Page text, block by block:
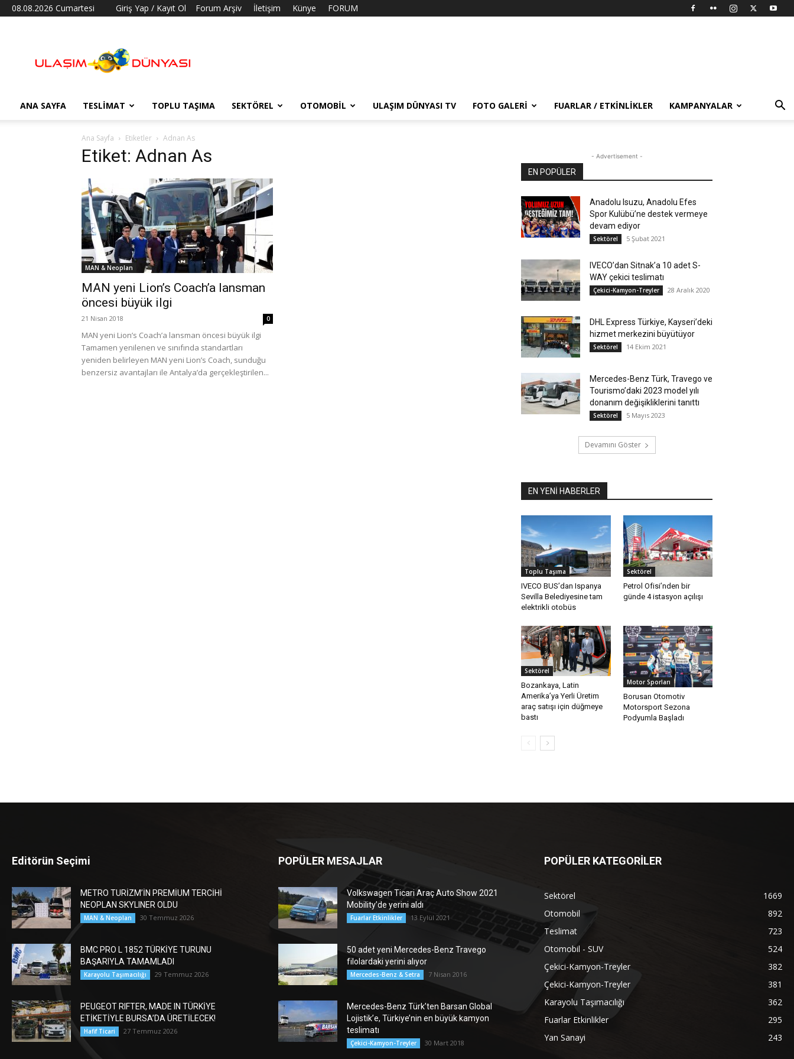
08.08.2026 Cumartesi Giriş Yap / Kayıt Ol Forum Arşiv İletişim Künye FORUM
Dünyası
ANA SAYFA TESLIMAT TOPLU TAŞIMA SEKTÖREL OTOMOBIL ULAŞIM DÜNYASI TV FOTO GALERI FUARLAR / ETKINLIKLER KAMPANYALAR
Ana Sayfa Etiketler Adnan As
Etiket: Adnan As
MAN & Neoplan
MAN yeni Lion’s Coach’a lansman
öncesi büyük ilgi
21 Nisan 2018 0
MAN yeni Lion’s Coach’a lansman öncesi büyük ilgi
Tamamen yenilenen ve sınıfında standartları
yeniden belirleyen MAN yeni Lion’s Coach, sunduğu
benzersiz avantajları ile Antalya’da gerçekleştirilen...
- Advertisement -
EN POPÜLER
Anadolu Isuzu, Anadolu Efes
Spor Kulübü’ne destek vermeye
devam ediyor
Sektörel 5 Şubat 2021
IVECO’dan Sitnak’a 10 adet S-
WAY çekici teslimatı
Çekici-Kamyon-Treyler 28 Aralık 2020
DHL Express Türkiye, Kayseri’deki
hizmet merkezini büyütüyor
Sektörel 14 Ekim 2021
Mercedes-Benz Türk, Travego ve
Tourismo’daki 2023 model yılı
donanım değişikliklerini tanıttı
Sektörel 5 Mayıs 2023
Devamını Göster
EN YENİ HABERLER
Toplu Taşıma
IVECO BUS’dan Ispanya
Sevilla Belediyesine tam
elektrikli otobüs
Sektörel
Petrol Ofisi’nden bir
günde 4 istasyon açılışı
Sektörel
Bozankaya, Latin
Amerika’ya Yerli Üretim
araç satışı için düğmeye
bastı
Motor Sporları
Borusan Otomotiv
Motorsport Sezona
Podyumla Başladı
Editörün Seçimi
METRO TURİZM’İN PREMİUM TERCİHİ
NEOPLAN SKYLINER OLDU
MAN & Neoplan 30 Temmuz 2026
BMC PRO L 1852 TÜRKİYE TURUNU
BAŞARIYLA TAMAMLADI
Karayolu Taşımacılığı 29 Temmuz 2026
PEUGEOT RIFTER, MADE IN TÜRKİYE
ETİKETİYLE BURSA’DA ÜRETİLECEK!
Hafif Ticari 27 Temmuz 2026
POPÜLER MESAJLAR
Volkswagen Ticari Araç Auto Show 2021
Mobility’de yerini aldı
Fuarlar Etkinlikler 13 Eylül 2021
50 adet yeni Mercedes-Benz Travego
filolardaki yerini alıyor
Mercedes-Benz & Setra 7 Nisan 2016
Mercedes-Benz Türk’ten Barsan Global
Lojistik’e, Türkiye’nin en büyük kamyon
teslimatı
Çekici-Kamyon-Treyler 30 Mart 2018
POPÜLER KATEGORİLER
Sektörel
1669
Otomobil
892
Teslimat
723
Otomobil - SUV
524
Çekici-Kamyon-Treyler
382
Çekici-Kamyon-Treyler
381
Karayolu Taşımacılığı
362
Fuarlar Etkinlikler
295
Yan Sanayi
243